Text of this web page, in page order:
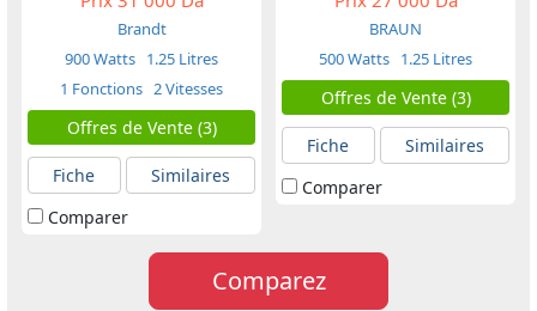
Brandt
900 Watts 1.25 Litres
1 Fonctions 2 Vitesses
Offres de Vente (3)
Fiche
Similaires
Comparer
BRAUN
500 Watts 1.25 Litres
Offres de Vente (3)
Fiche
Similaires
Comparer
Comparez